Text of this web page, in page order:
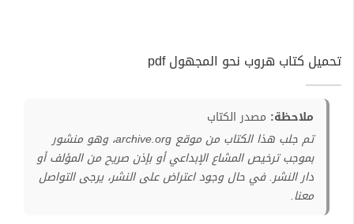
تحميل كتاب هروب نحو المجهول pdf
ملاحظة: مصدر الكتاب
تم جلب هذا الكتاب من موقع archive.org، وهو منشور
بموجب ترخيص المشاع الإبداعي أو بإذن صريح من المؤلف أو
دار النشر. في حال وجود اعتراض على النشر، يرجى التواصل
معنا.